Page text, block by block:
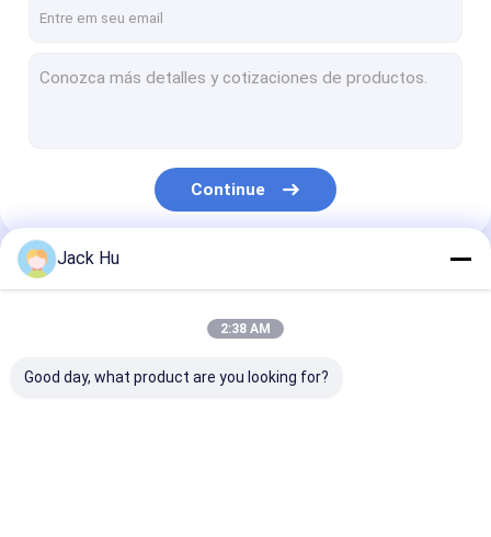
Aeroporto Ambulift
Caminhão de serviço de banheiro
Ônibus do passageiro do aeroporto
Continue
Nossas Categorias
Jack Hu
2:38 AM
Good day, what product are you looking for?